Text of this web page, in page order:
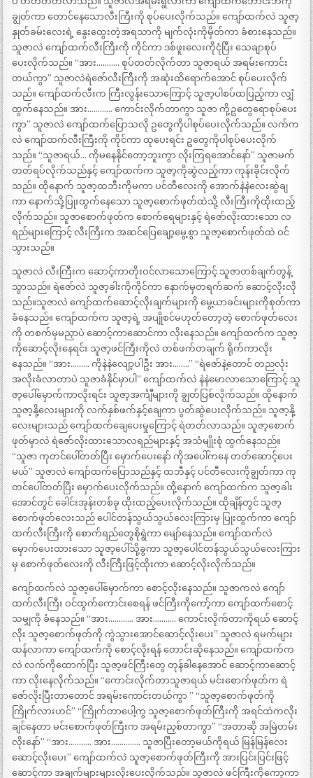
ချွတ်ကာ တောင်နေသောလီးကြီးကို စုပ်ပေးလိုက်သည်။ ကျော်ထက်လဲ သူဇာ့
နှုတ်ခမ်းလေးရဲ့ နွေးထွေးတဲ့အရသာကို မျက်လုံးကိုမှိတ်ကာ ခံစားနေသည်။
သူဇာလဲ ကျော်ထက်လီးကြီးကို ကိုင်ကာ ဒစ်ဖူးလေးကိုငုံပြီး သေချာစုပ်
ပေးလိုက်သည်။ “အား……….. စုပ်တတ်လိုက်တာ သူဇာရယ် အရမ်းကောင်း
တယ်ကွာ” သူဇာလဲရဲဇော်လီးကြီးကို အဆုံးထိရောက်အောင် စုပ်ပေးလိုက်
သည်။ ကျော်ထက်လီးက ကြီးလွန်းသောကြောင့် သူဇာ့ပါစပ်ထပြည့်ကာ လျှံ
ထွက်နေသည်။ အား………… ကောင်းလိုက်တာကွာ သူဇာ ကို့ဥတွေရောစုပ်ပေး
ကွာ” သူဇာလဲ ကျော်ထက်ပြောသလို ဥတွေကိုပါစုပ်ပေးလိုက်သည်။ လက်က
လဲ ကျော်ထက်လီးကြီးကို ကိုင်ကာ ထုပေးရင်း ဥတွေကိုပါစုပ်ပေးလိုက်
သည်။ “သူဇာရယ်… ကိုမနေနိုင်တော့ဘူးကွာ လိုးကြရအောင်နော်” သူဇာမက်
တတ်ရပ်လိုက်သည်နှင့် ကျော်ထက်က သူဇာ့ကိုဆွဲလည့်ကာ ကုန်းခိုင်းလိုက်
သည်။ ထိုနောက် သူဇာ့ထဘီးကိုမကာ ပင်တီလေးကို အောက်နဲနဲလေးဆွဲချ
ကာ နောက်သို့ပြုးထွက်နေသော သူဇာ့စောက်ဖုတ်ထဲသို့ လီးကြီးကိုထိုးထည့်
လိုက်သည်။ သူဇာစောက်ဖုတ်က စောက်ရေများနှင့် ရဲဇော်လိုးထားသော လ
ရည်များကြောင့် လီးကြီးက အဆင်ပြေချော့မွေ့စွာ သူဇာ့စောက်ဖုတ်ထဲ ဝင်
သွားသည်။
သူဇာလဲ လီးကြီးက ဆောင့်ကာတိုးဝင်လာသောကြောင့် သူဇာတစ်ချက်တွန့်
သွာသည်။ ရဲဇော်လဲ သူဇာ့ခါးကိုကိုင်ကာ နောက်မှတရက်ဆက် ဆောင့်လိုးလို
သည်။သူဇာလဲ ကျော်ထက်ဆောင့်လိုးချက်များကို မွေ့ယာခင်းများကိုစုတ်ကာ
ခံနေသည်။ ကျော်ထက်က သူဇာ့ရဲ့ အပျိုစင်မဟုတ်တော့တဲ့ စောက်ဖုတ်လေး
ကို တစက်မှမညှာပဲ ဆောင့်ကာဆောင်ကာ လိုးနေသည်။ ကျော်ထက်က သူဇာ့
ကိုဆောင့်လိုးနေရင်း သူဇာ့ဖင်ကြီးကိုလဲ တစ်ဖက်တချက် ရိုက်ကာလိုး
နေသည်။ “အား……… ကိုနဲနဲလျော့ပါဦး အား……..” “ရဲဇော်နဲ့တောင် တညလုံး
အလိုးခံလာတာပဲ သူဇာခံနိုင်မှာပါ” ကျော်ထက်လဲ နဲနဲမောလာသောကြောင့် သူ
ဇာ့ပေါ်မှောက်ကာလိုးရင်း သူဇာ့အင်္ကျီများကို ချွတ်ပြစ်လိုက်သည်။ ထိုနောက်
သူဇာ့နို့လေးများကို လက်နှစ်ဖက်နှင့်ချေကာ ပွတ်ဆွဲပေးလိုက်သည်။ သူဇာ့နို့
လေးများသည် ကျော်ထက်ချေပေးမှုကြောင့် ရဲတတ်လာသည်။ သူဇာ့စောက်
ဖုတ်မှာလဲ ရဲဇော်လိုးထားသောလရည်များနှင့် အသံမျိုးစုံ ထွက်နေသည်။
“သူဇာ ကုတင်ပေါ်တတ်ပြီး မှောက်ပေးနော် ကိုအပေါ်ကနေ တတ်ဆောင့်ပေး
မယ်” သူဇာလဲ ကျော်ထက်ပြောသည်နှင့် ထဘီနှင့် ပင်တီလေးကိုချွတ်ကာ ကု
တင်ပေါ်တတ်ပြီး မှောက်ပေးလိုက်သည်။ ထို့နောက် ကျော်ထက်က သူဇာ့ခါး
အောင်တွင် ခေါင်းအုန်းတစ်ခု ထိုးထည့်ပေးလိုက်သည်။ ထိုချိန်တွင် သူဇာ့
စောက်ဖုတ်လေးသည် ပေါင်တန်သွယ်သွယ်လေးကြားမှ ပြုးထွက်ကာ ကျော်
ထက်လီးကြီးကို စောက်ရည်တွေစိုရွဲကာ မျော်နေသည်။ ကျော်ထက်လဲ
မှောက်ပေးထားသော သူဇာ့ပေါ်သို့ခွကာ သူဇာ့ပေါင်တန်သွယ်သွယ်လေးကြား
မှ စောက်ဖုတ်လေးကို လီးကြီးဖြင့်ထိုးကာ ဆောင့်လိုးလိုက်သည်။
ကျော်ထက်လဲ သူဇာ့ပေါ်မှောက်ကာ စောင့်လိုးနေသည်။ သူဇာကလဲ ကျော်
ထက်လီးကြီး ဝင်ထွက်ကောင်းစေရန် ဖင်ကြီးကိုကော့်ကာ ကျော်ထက်စောင့်
သမျှကို ခံနေသည်။ “အား………… အား……….. ကောင်းလိုက်တာကိုရယ် ဆောင့်
လိုး သူဇာ့စောက်ဖုတ်ကို ကွဲသွားအောင်ဆောင့်လိုးပေး” သူဇာလဲ ရမက်များ
ထန်လာကာ ကျော်ထက်ကို စောင့်လိုးရန် တောင်းဆိုနေသည်။ ကျော်ထက်က
လဲ လက်ကိုထောက်ပြီး သူဇာ့ဖင်ကြီးတွေ တုန်ခါနေအောင် ဆောင့်ကာဆောင့်
ကာ လိုးနေလိုက်သည်။ “ကောင်းလိုက်တာသူဇာရယ် မင်းစောက်ဖုတ်က ရဲ
ဇော်လိုးပြီးတာတောင် အရမ်းကောင်းတယ်ကွာ ” “သူဇာ့စောက်ဖုတ်ကို
ကြိုက်လားဟင်” “ကြိုက်တာပေါ့ကွ သူဇာ့စောက်ဖုတ်ကြီးကို အရင်ထဲကလိုး
ချင်နေတာ မင်းစောက်ဖုတ်ကြီးက အရမ်းညှစ်တာကွာ” “အတာဆို အမြဲတမ်း
လိုးနော်” “အား……….. အား………….. သူဇာပြီးတော့မယ်ကိုရယ် မြန်မြန်လေး
ဆောင့်လိုးပေး” ကျော်ထက်လဲ သူဇာ့စောက်ဖုတ်ကြီးကို အားပြင်းပြင်းဖြင့်
ဆောင့်ကာ အချက်များများလိုးပေးလိုက်သည်။ သူဇာလဲ ဖင်ကြီးကိုကော့ကာ